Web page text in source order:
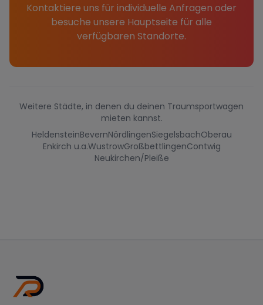
Kontaktiere uns für individuelle Anfragen oder
besuche unsere Hauptseite für alle
verfügbaren Standorte.
Weitere Städte, in denen du deinen Traumsportwagen
mieten kannst.
HeldensteinBevernNördlingenSiegelsbachOberau
Enkirch u.a.WustrowGroßbettlingenContwig
Neukirchen/Pleiße